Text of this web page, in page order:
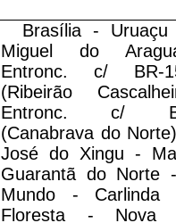
Brasília -
Miguel do
Entronc. c/ BR-
(Ribeirão
Entronc. c/
(Canabrava do
José do Xingu -
Guarantã do Norte
Mundo - Carlinda
Floresta - Nova